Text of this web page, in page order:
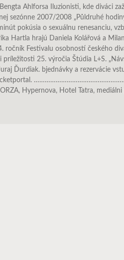
Ahlforsa Iluzionisti, kde diváci
sezónne 2007/2008 „Půldruhé
pokúsia o sexuálnu renesanciu,
Hartla hrajú Daniela Kolářová a
Festivalu osobností českého
25. výročia Štúdia L+S.
Ďurdiak. bjednávky a rezervácie
Ticketportal.
Hypernova, Hotel Tatra,